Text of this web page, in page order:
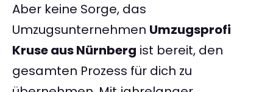
Aber keine Sorge, das
Umzugsunternehmen Umzugsprofi
Kruse aus Nürnberg ist bereit, den
gesamten Prozess für dich zu